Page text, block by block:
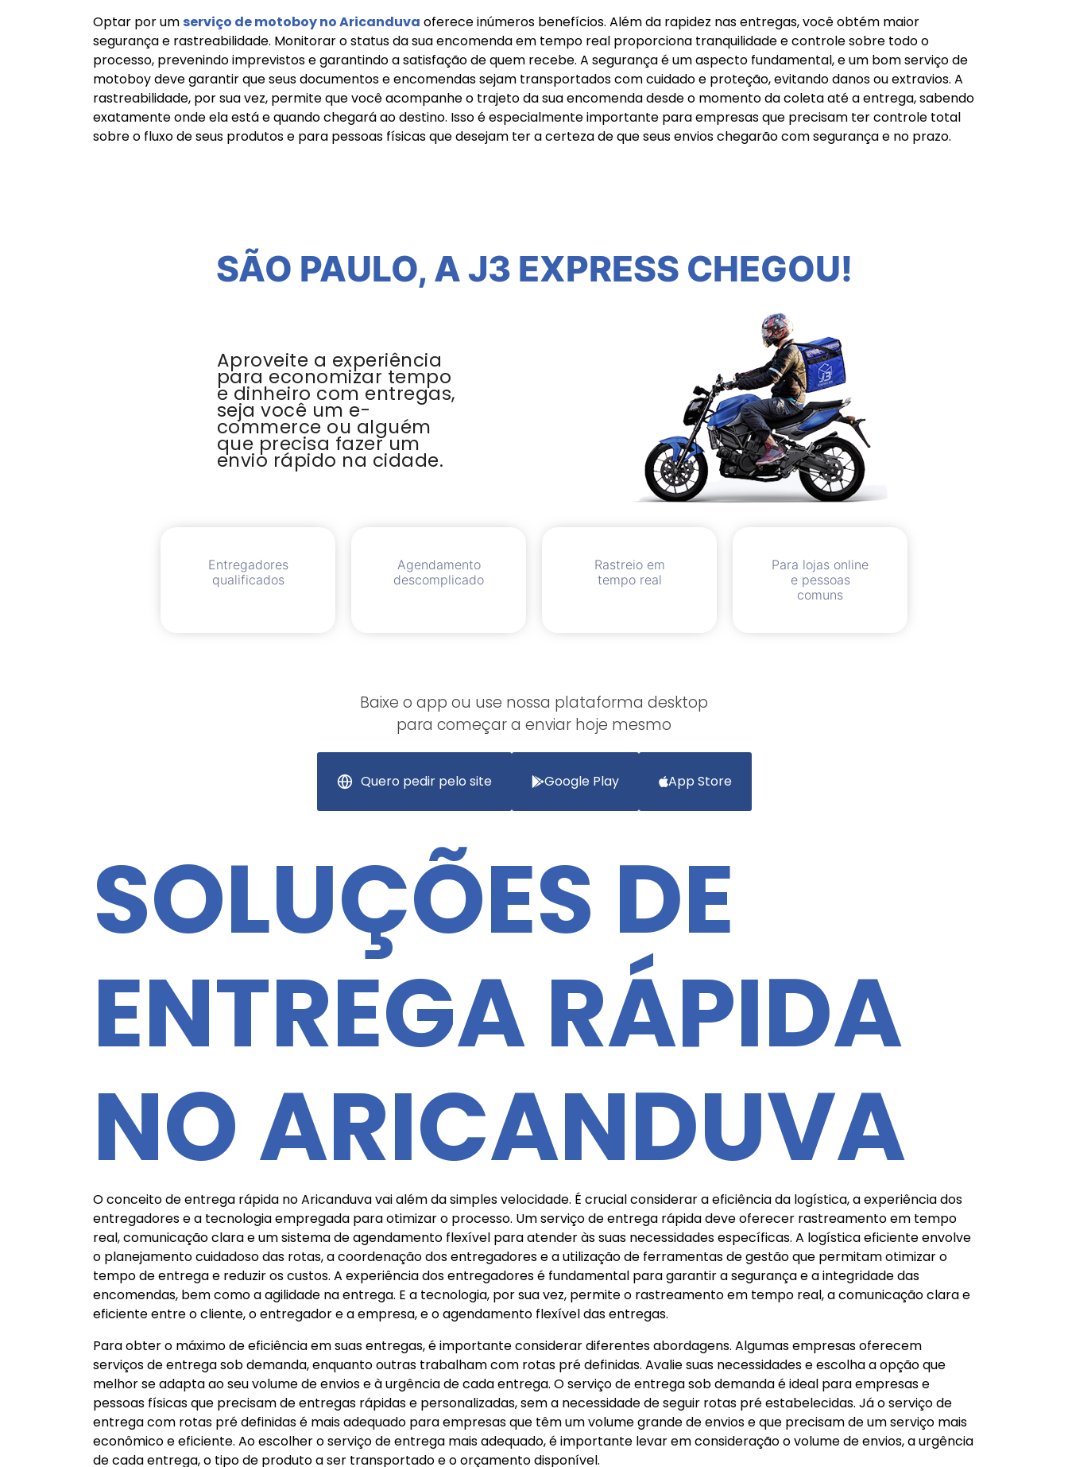
Optar por um serviço de motoboy no Aricanduva oferece inúmeros benefícios. Além da rapidez nas entregas, você obtém maior
segurança e rastreabilidade. Monitorar o status da sua encomenda em tempo real proporciona tranquilidade e controle sobre todo o
processo, prevenindo imprevistos e garantindo a satisfação de quem recebe. A segurança é um aspecto fundamental, e um bom serviço de
motoboy deve garantir que seus documentos e encomendas sejam transportados com cuidado e proteção, evitando danos ou extravios. A
rastreabilidade, por sua vez, permite que você acompanhe o trajeto da sua encomenda desde o momento da coleta até a entrega, sabendo
exatamente onde ela está e quando chegará ao destino. Isso é especialmente importante para empresas que precisam ter controle total
sobre o fluxo de seus produtos e para pessoas físicas que desejam ter a certeza de que seus envios chegarão com segurança e no prazo.
SÃO PAULO, A J3 EXPRESS CHEGOU!
Aproveite a experiência
para economizar tempo
e dinheiro com entregas,
seja você um e-
commerce ou alguém
que precisa fazer um
envio rápido na cidade.
Entregadores
qualificados
Agendamento
descomplicado
Rastreio em
tempo real
Para lojas online
e pessoas
comuns
Baixe o app ou use nossa plataforma desktop
para começar a enviar hoje mesmo
Quero pedir pelo site Google Play App Store
SOLUÇÕES DE
ENTREGA RÁPIDA
NO ARICANDUVA
O conceito de entrega rápida no Aricanduva vai além da simples velocidade. É crucial considerar a eficiência da logística, a experiência dos
entregadores e a tecnologia empregada para otimizar o processo. Um serviço de entrega rápida deve oferecer rastreamento em tempo
real, comunicação clara e um sistema de agendamento flexível para atender às suas necessidades específicas. A logística eficiente envolve
o planejamento cuidadoso das rotas, a coordenação dos entregadores e a utilização de ferramentas de gestão que permitam otimizar o
tempo de entrega e reduzir os custos. A experiência dos entregadores é fundamental para garantir a segurança e a integridade das
encomendas, bem como a agilidade na entrega. E a tecnologia, por sua vez, permite o rastreamento em tempo real, a comunicação clara e
eficiente entre o cliente, o entregador e a empresa, e o agendamento flexível das entregas.
Para obter o máximo de eficiência em suas entregas, é importante considerar diferentes abordagens. Algumas empresas oferecem
serviços de entrega sob demanda, enquanto outras trabalham com rotas pré definidas. Avalie suas necessidades e escolha a opção que
melhor se adapta ao seu volume de envios e à urgência de cada entrega. O serviço de entrega sob demanda é ideal para empresas e
pessoas físicas que precisam de entregas rápidas e personalizadas, sem a necessidade de seguir rotas pré estabelecidas. Já o serviço de
entrega com rotas pré definidas é mais adequado para empresas que têm um volume grande de envios e que precisam de um serviço mais
econômico e eficiente. Ao escolher o serviço de entrega mais adequado, é importante levar em consideração o volume de envios, a urgência
de cada entrega, o tipo de produto a ser transportado e o orçamento disponível.